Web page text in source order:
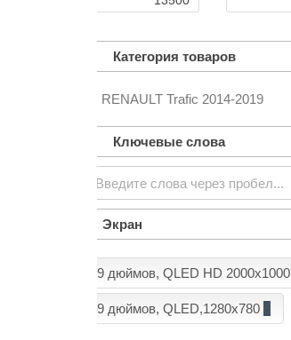
Категория товаров
RENAULT Trafic 2014-2019
Ключевые слова
Экран
9 дюймов, QLED HD 2000x1000
9 дюймов, QLED,1280x780 6